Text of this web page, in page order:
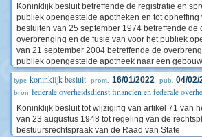
Koninklijk besluit betreffende de registratie en
publiek opengestelde apotheken en tot
besluiten van 25 september 1974 betreffende de
overbrenging en de fusie van voor het publiek
van 21 september 2004 betreffende de
publiek opengestelde apotheek naar een
type koninklijk besluit prom. 16/01/2022 pub. 04/02/
bron federale overheidsdienst financien en federale
Koninklijk besluit tot wijziging van artikel 71 van
van 23 augustus 1948 tot regeling van de
bestuursrechtspraak van de Raad van State